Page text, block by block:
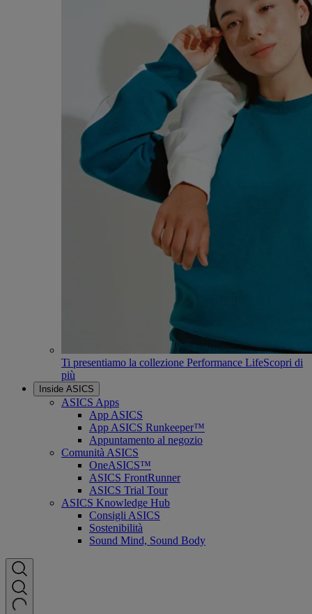
Ti presentiamo la collezione Performance LifeScopri di
più
Inside ASICS
ASICS Apps
App ASICS
App ASICS Runkeeper™
Appuntamento al negozio
Comunità ASICS
OneASICS™
ASICS FrontRunner
ASICS Trial Tour
ASICS Knowledge Hub
Consigli ASICS
Sostenibilità
Sound Mind, Sound Body